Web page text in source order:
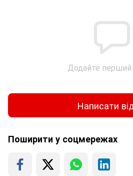
Додайте перший
Написати
Поширити у соцмережах